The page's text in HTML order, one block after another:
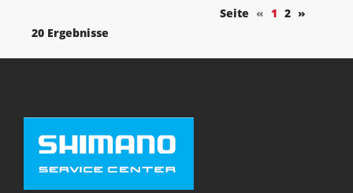
Seite « 1 2 »
20 Ergebnisse